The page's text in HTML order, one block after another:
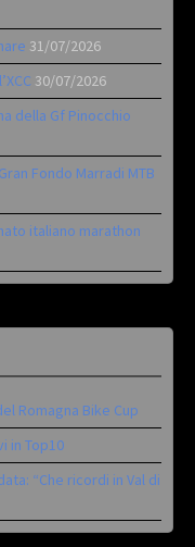
31/07/2026
30/07/2026
della Gf Pinocchio
Fondo Marradi MTB
italiano marathon
Romagna Bike Cup
in Top10
“Che ricordi in Val di